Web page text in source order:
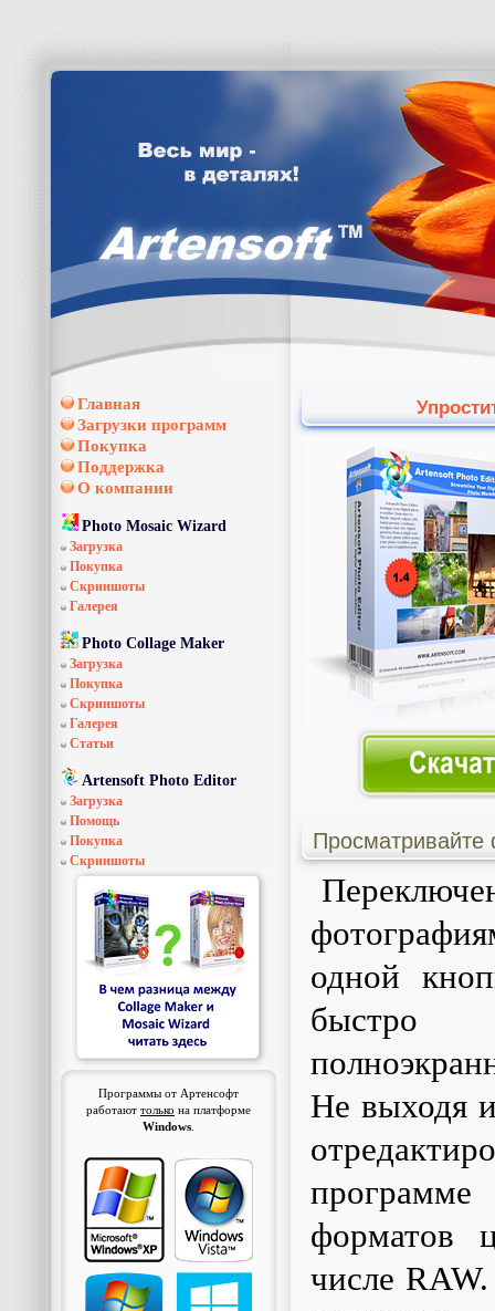
Главная
Загрузки программ
Покупка
Поддержка
О компании
Photo Mosaic Wizard
Загрузка
Покупка
Скриншоты
Галерея
Photo Collage Maker
Загрузка
Покупка
Скриншоты
Галерея
Статьи
Artensoft Photo Editor
Загрузка
Помощь
Покупка
Скриншоты
Программы от Артенсофт
работают только на платформе
Windows
одной
Не выходя
форматов
числе